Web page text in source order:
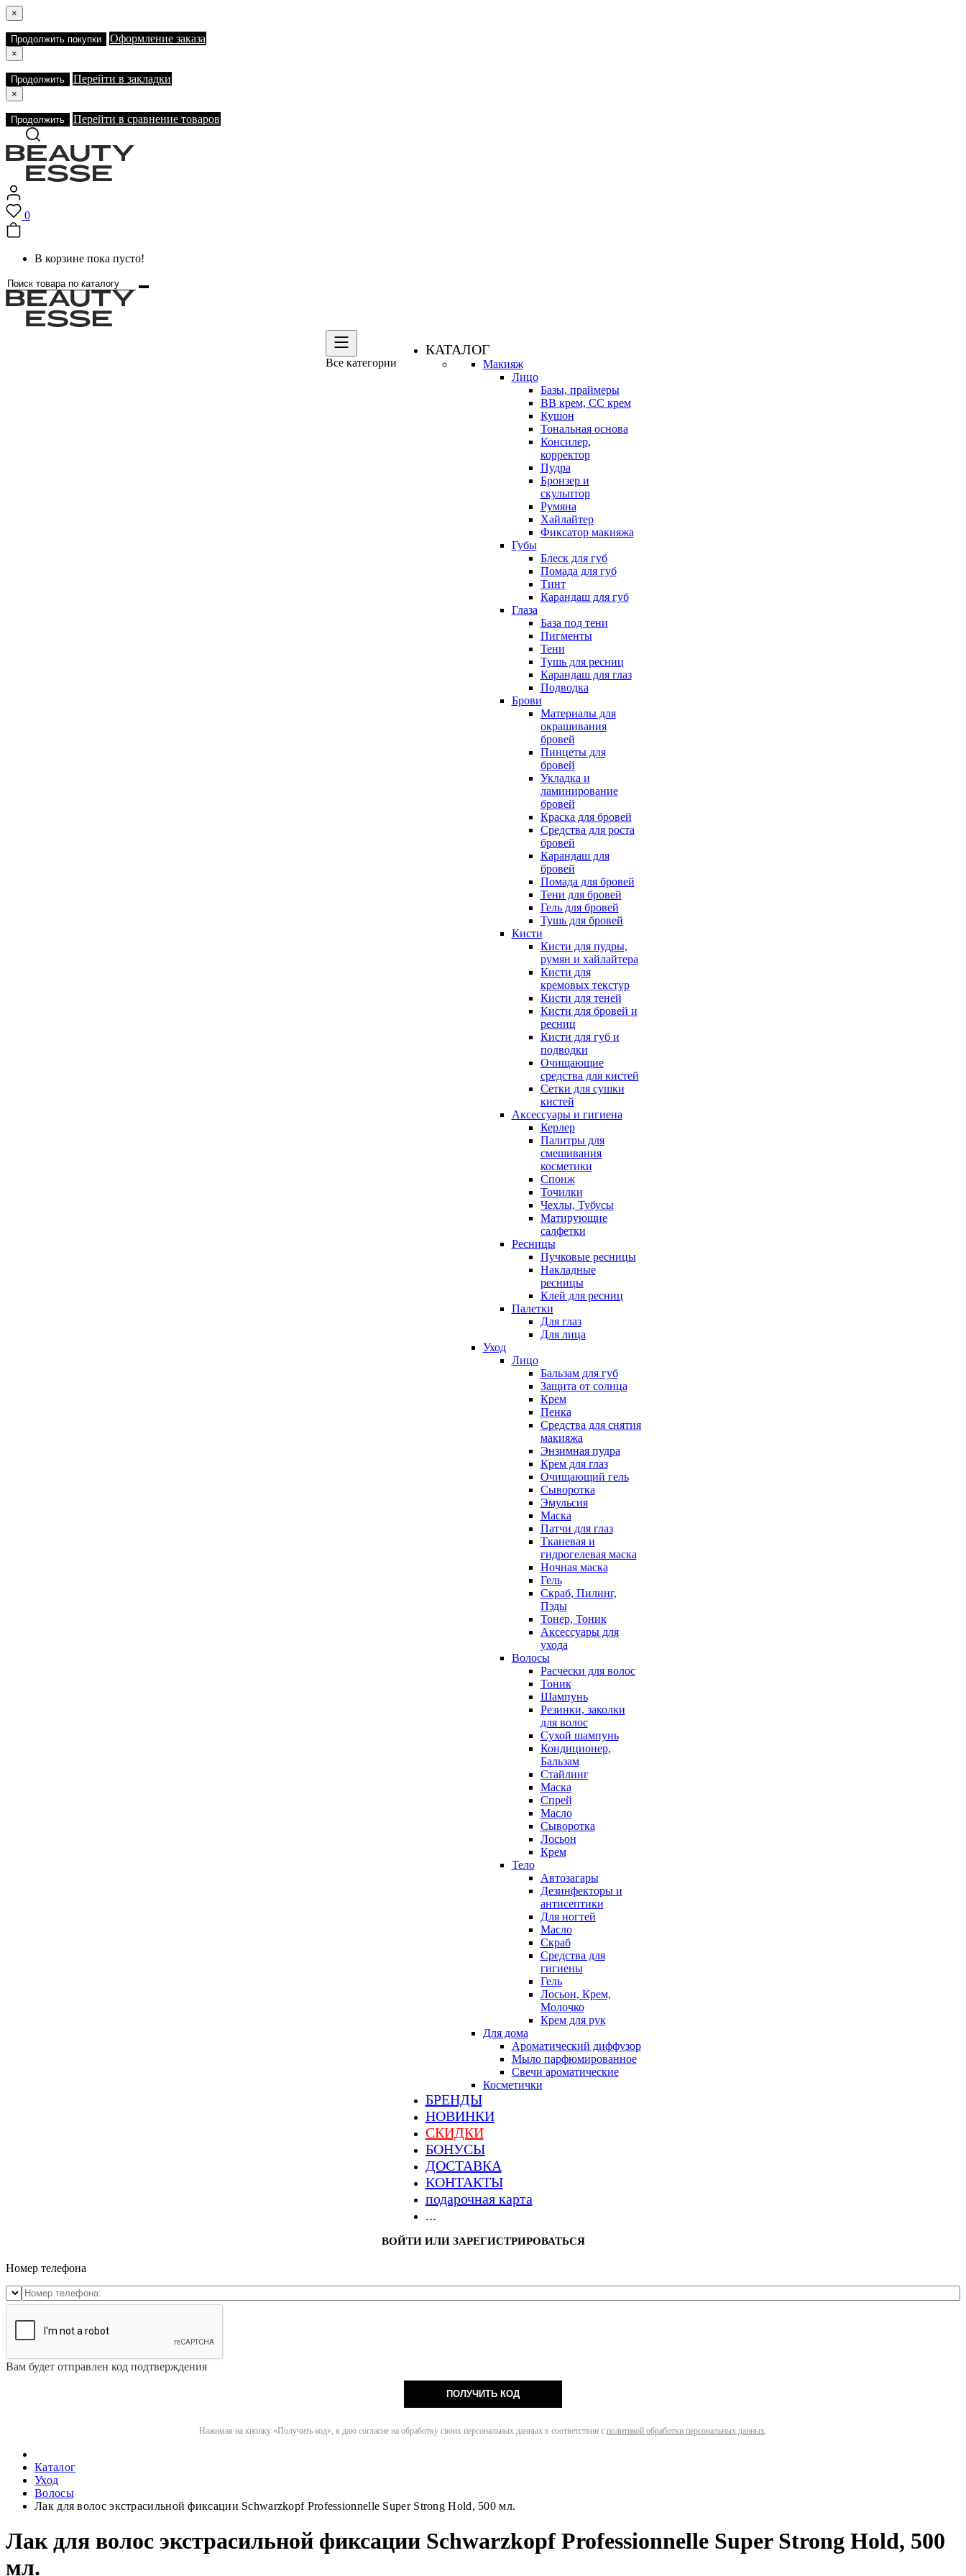
×
Продолжить покупки Оформление заказа
×
Продолжить Перейти в закладки
×
Продолжить Перейти в сравнение товаров
0
В корзине пока пусто!
Все категории
КАТАЛОГ
Макияж
Лицо
Базы, праймеры
BB крем, CC крем
Кушон
Тональная основа
Консилер,
корректор
Пудра
Бронзер и
скульптор
Румяна
Хайлайтер
Фиксатор макияжа
Губы
Блеск для губ
Помада для губ
Тинт
Карандаш для губ
Глаза
База под тени
Пигменты
Тени
Тушь для ресниц
Карандаш для глаз
Подводка
Брови
Материалы для
окрашивания
бровей
Пинцеты для
бровей
Укладка и
ламинирование
бровей
Краска для бровей
Средства для роста
бровей
Карандаш для
бровей
Помада для бровей
Тени для бровей
Гель для бровей
Тушь для бровей
Кисти
Кисти для пудры,
румян и хайлайтера
Кисти для
кремовых текстур
Кисти для теней
Кисти для бровей и
ресниц
Кисти для губ и
подводки
Очищающие
средства для кистей
Сетки для сушки
кистей
Аксессуары и гигиена
Керлер
Палитры для
смешивания
косметики
Спонж
Точилки
Чехлы, Тубусы
Матирующие
салфетки
Ресницы
Пучковые ресницы
Накладные
ресницы
Клей для ресниц
Палетки
Для глаз
Для лица
Уход
Лицо
Бальзам для губ
Защита от солнца
Крем
Пенка
Средства для снятия
макияжа
Энзимная пудра
Крем для глаз
Очищающий гель
Сыворотка
Эмульсия
Маска
Патчи для глаз
Тканевая и
гидрогелевая маска
Ночная маска
Гель
Скраб, Пилинг,
Пэды
Тонер, Тоник
Аксессуары для
ухода
Волосы
Расчески для волос
Тоник
Шампунь
Резинки, заколки
для волос
Сухой шампунь
Кондиционер,
Бальзам
Стайлинг
Маска
Спрей
Масло
Сыворотка
Лосьон
Крем
Тело
Автозагары
Дезинфекторы и
антисептики
Для ногтей
Масло
Скраб
Средства для
гигиены
Гель
Лосьон, Крем,
Молочко
Крем для рук
Для дома
Ароматический диффузор
Мыло парфюмированное
Свечи ароматические
Косметички
БРЕНДЫ
НОВИНКИ
СКИДКИ
БОНУСЫ
ДОСТАВКА
КОНТАКТЫ
подарочная карта
...
ВОЙТИ ИЛИ ЗАРЕГИСТРИРОВАТЬСЯ
Номер телефона
Вам будет отправлен код подтверждения
ПОЛУЧИТЬ КОД
Нажимая на кнопку «Получить код», я даю согласие на обработку своих персональных данных в соответствии с политикой обработки персональных данных.
Каталог
Уход
Волосы
Лак для волос экстрасильной фиксации Schwarzkopf Professionnelle Super Strong Hold, 500 мл.
Лак для волос экстрасильной фиксации Schwarzkopf Professionnelle Super Strong Hold, 500
мл.